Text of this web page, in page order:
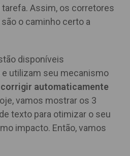
Assim, os corretores
o caminho certo a
disponíveis
utilizam seu mecanismo
automaticamente
vamos mostrar os 3
texto para otimizar o seu
impacto. Então, vamos